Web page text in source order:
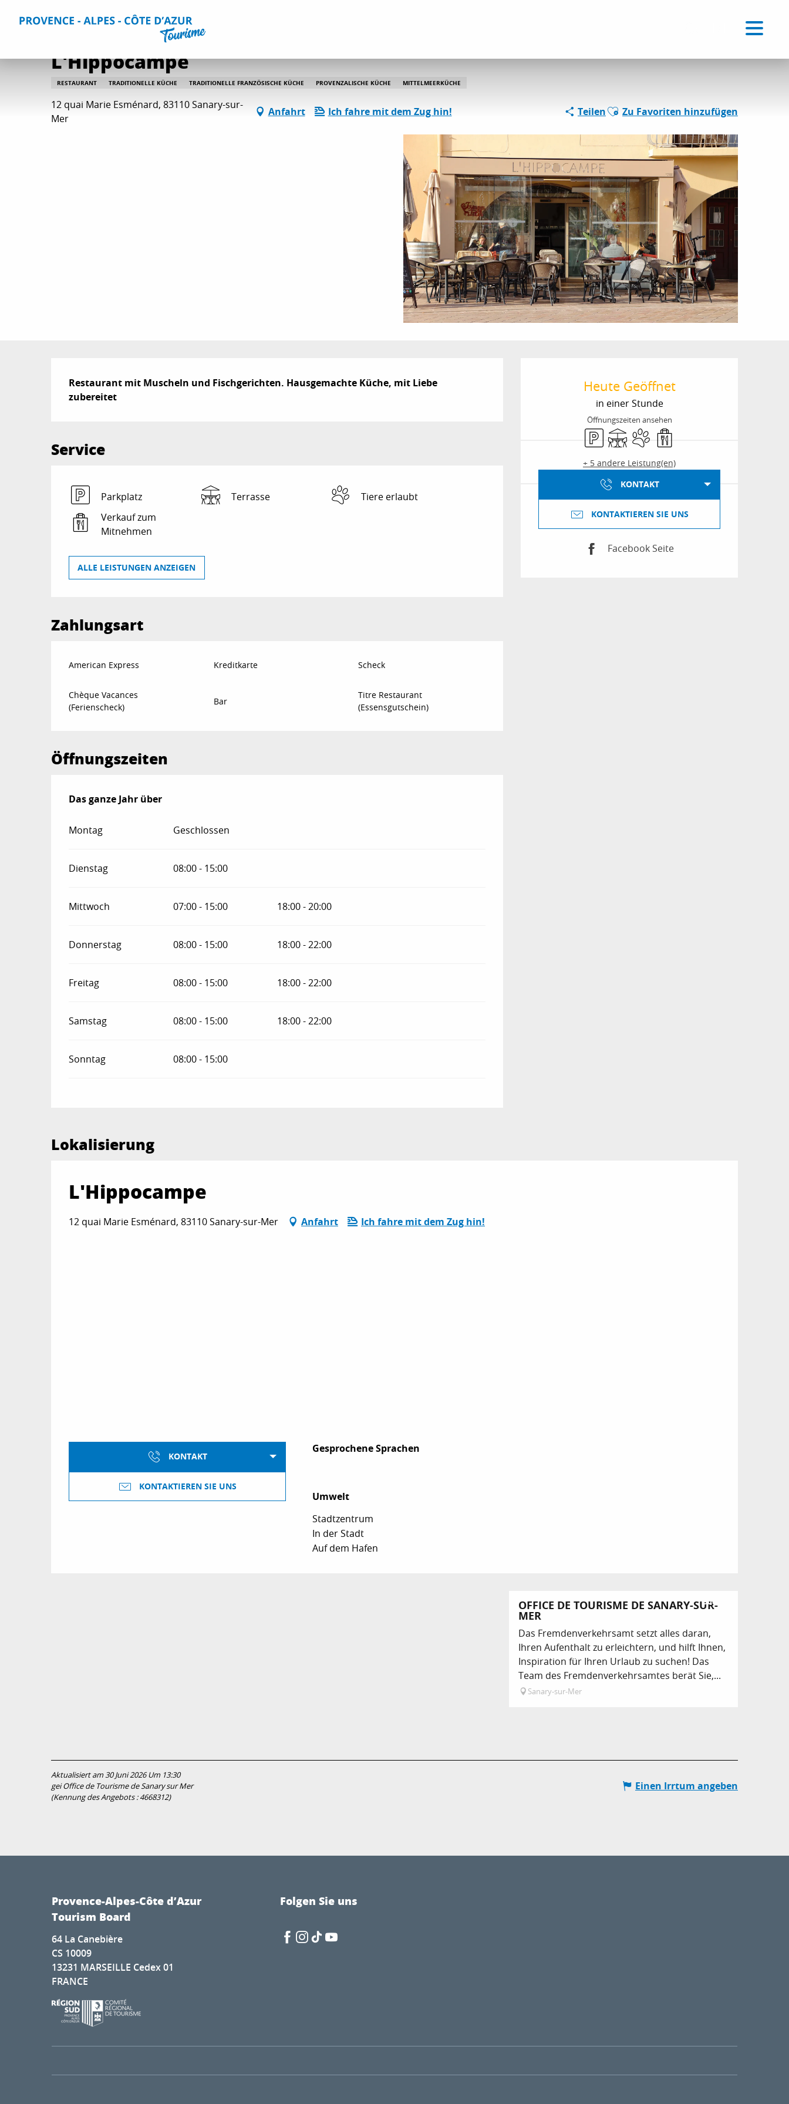
Home Aufenthalt Restaurants Alle Restaurants
L'Hippocampe
RESTAURANT TRADITIONELLE KÜCHE TRADITIONELLE FRANZÖSISCHE KÜCHE PROVENZALISCHE KÜCHE MITTELMEERKÜCHE
12 quai Marie Esménard, 83110 Sanary-sur-
Mer
Anfahrt Ich fahre mit dem Zug hin! TeilenAjouter aux favoris
Zu Favoriten hinzufügen
Öffnungszeiten &
Heute Geöffnet
in einer Stunde
Öffnungszeiten ansehen
ParkplatzTerrasseTiere erlaubtVerkauf zum Mitnehmen
+ 5 andere Leistung(en)
KONTAKT
KONTAKTIEREN SIE UNS
Facebook Seite
Beschreibung
Restaurant mit Muscheln und Fischgerichten. Hausgemachte Küche, mit Liebe
zubereitet
Service
Parkplatz Terrasse
Tiere erlaubt
Verkauf zum
Mitnehmen
ALLE LEISTUNGEN ANZEIGEN
Zahlungsart
American Express Kreditkarte Scheck
Chèque Vacances
(Ferienscheck)
Bar
Titre Restaurant
(Essensgutschein)
Öffnungszeiten
Das ganze Jahr über
Das ganze Jahr über
Montag Geschlossen
Dienstag 08:00 - 15:00
Mittwoch 07:00 - 15:00 18:00 - 20:00
Donnerstag 08:00 - 15:00 18:00 - 22:00
Freitag 08:00 - 15:00 18:00 - 22:00
Samstag 08:00 - 15:00 18:00 - 22:00
Sonntag 08:00 - 15:00
Lokalisierung
L'Hippocampe
12 quai Marie Esménard, 83110 Sanary-sur-Mer Anfahrt Ich fahre mit dem Zug hin!
KONTAKT
KONTAKTIEREN SIE UNS
Gesprochene Sprachen
Gesprochene Sprachen
Umwelt
Umwelt
Stadtzentrum
In der Stadt
Auf dem Hafen
OFFICE DE TOURISME DE SANARY-SUR-
MER
Das Fremdenverkehrsamt setzt alles daran,
Ihren Aufenthalt zu erleichtern, und hilft Ihnen,
Inspiration für Ihren Urlaub zu suchen! Das
Team des Fremdenverkehrsamtes berät Sie,...
Sanary-sur-Mer
Buchbar
Aktualisiert am 30 Juni 2026 Um 13:30
gei Office de Tourisme de Sanary sur Mer
(Kennung des Angebots :4668312)
Einen Irrtum angeben
Provence-Alpes-Côte d’Azur
Tourism Board
64 La Canebière
CS 10009
13231 MARSEILLE Cedex 01
FRANCE
Folgen Sie uns